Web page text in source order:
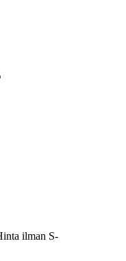
ilman S-